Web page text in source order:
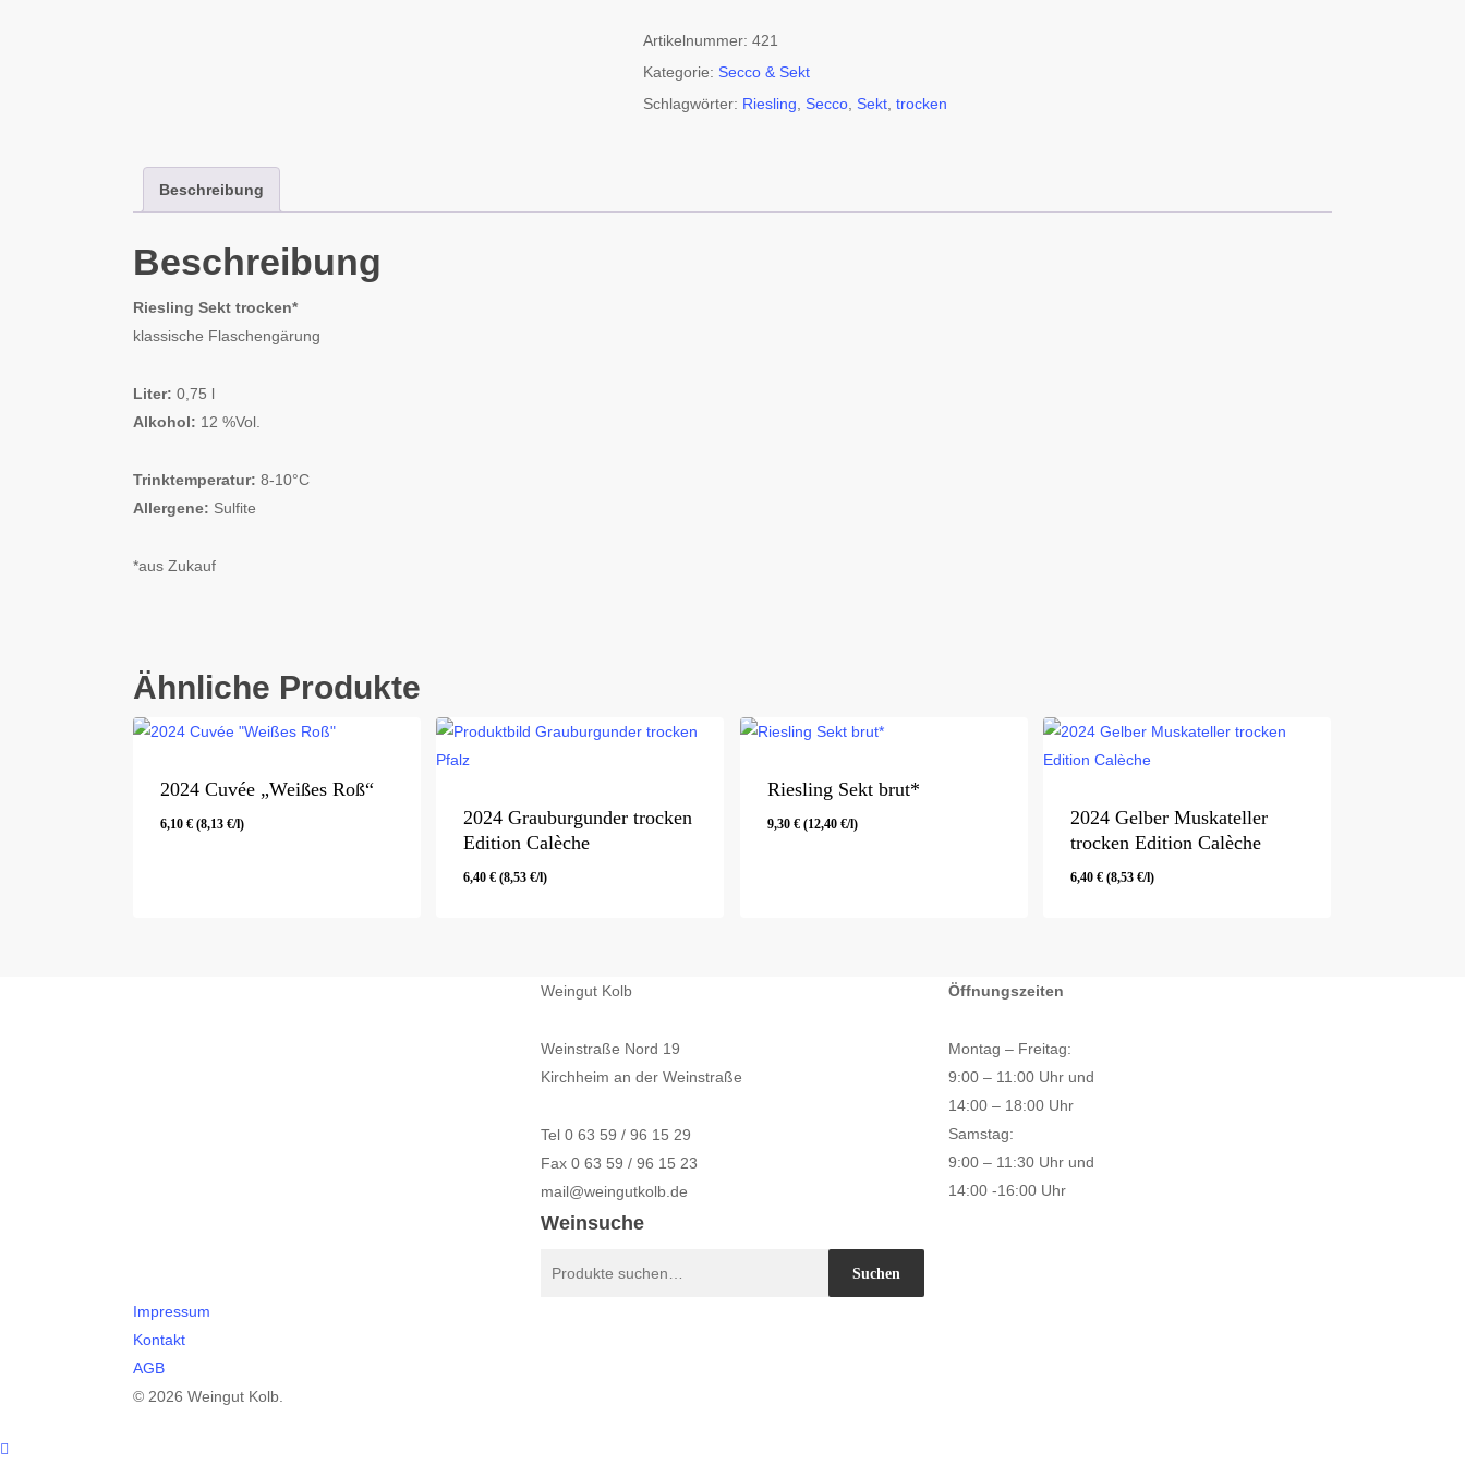
Artikelnummer: 421
Kategorie: Secco & Sekt
Schlagwörter: Riesling Secco, Sekt, trocken
Beschreibung
Beschreibung
Riesling Sekt trocken*
klassische Flaschengärung
Liter: 0,75 l
Alkohol: 12 %Vol.
Trinktemperatur: 8-10°C
Allergene: Sulfite
*aus Zukauf
Ähnliche Produkte
2024 Cuvée „Weißes Roß“
6,10 € (8,13 €/l)
2024 Grauburgunder trocken
Edition Calèche
6,40€ (8,53€/l)
Riesling Sekt brut*
9,30 € (12,40 €/l)
2024 Gelber Muskateller
trocken Edition Calèche
6,40 € (8,53 €/l)
Weingut Kolb
Weinstraße Nord 19
Kirchheim an der Weinstraße
Tel 0 63 59 / 96 15 29
Fax 0 63 59 / 96 15 23
mail@weingutkolb.de
Weinsuche
Suchen
Öffnungszeiten
Montag – Freitag:
9:00 – 11:00 Uhr und
14:00 – 18:00 Uhr
Samstag:
9:00 – 11:30 Uhr und
14:00 -16:00 Uhr
Impressum
Kontakt
AGB
© 2026 Weingut Kolb.